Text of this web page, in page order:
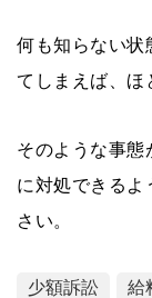
何も知らない状
てしまえば、ほ
そのような事態
に対処できるよ
さい。
少額訴訟 給